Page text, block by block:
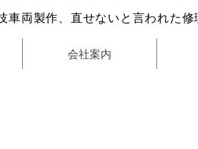
車両製作、直せないと言われた修
会社案内